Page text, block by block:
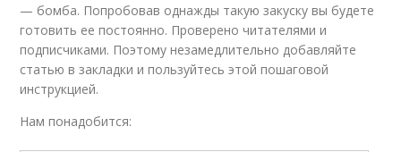
— бомба. Попробовав однажды такую закуску вы будете
готовить ее постоянно. Проверено читателями и
подписчиками. Поэтому незамедлительно добавляйте
статью в закладки и пользуйтесь этой пошаговой
инструкцией.
Нам понадобится: